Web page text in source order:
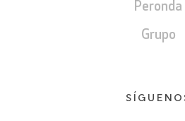
Peronda
Grupo